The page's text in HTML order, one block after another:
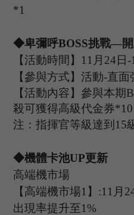
*1
◆卑彌呼BOSS挑戰—開
【活動時間】 11 月 24日-
【參與方式】活動-直面
【活動內容】參與本期B
殺可獲得高級代金券*10
注：指揮官等級達到 15
◆機體卡池UP更新
高端機市場
【高端機市場1 】 :11 月
出現率提升至1%